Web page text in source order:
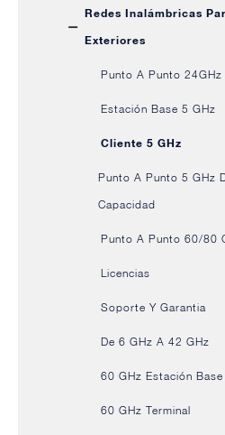
Redes Inalámbricas
Exteriores
Punto A Punto 24GHz
Estación Base 5 GHz
Cliente 5 GHz
Punto A Punto 5 GHz
Capacidad
Punto A Punto 60/80
Licencias
Soporte Y Garantia
De 6 GHz A 42 GHz
60 GHz Estación Base
60 GHz Terminal